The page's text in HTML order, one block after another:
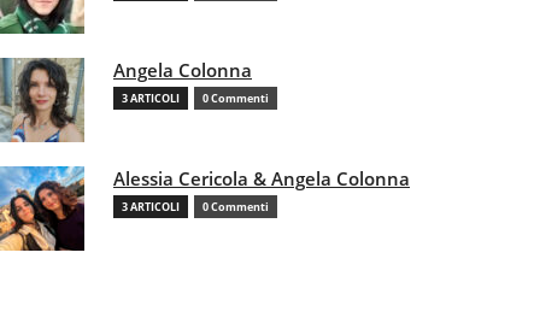
Angela Colonna
3 ARTICOLI 0 Commenti
Alessia Cericola & Angela Colonna
3 ARTICOLI 0 Commenti